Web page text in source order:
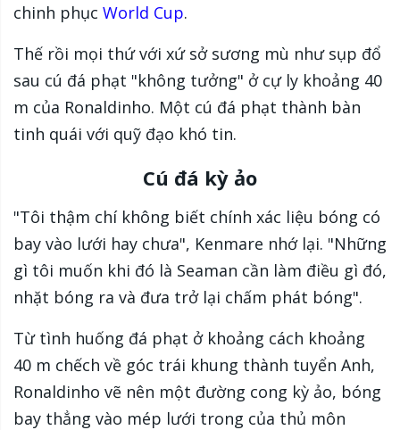
chinh phục World Cup.
Thế rồi mọi thứ với xứ sở sương mù như sụp đổ
sau cú đá phạt "không tưởng" ở cự ly khoảng 40
m của Ronaldinho. Một cú đá phạt thành bàn
tinh quái với quỹ đạo khó tin.
Cú đá kỳ ảo
"Tôi thậm chí không biết chính xác liệu bóng có
bay vào lưới hay chưa", Kenmare nhớ lại. "Những
gì tôi muốn khi đó là Seaman cần làm điều gì đó,
nhặt bóng ra và đưa trở lại chấm phát bóng".
Từ tình huống đá phạt ở khoảng cách khoảng
40 m chếch về góc trái khung thành tuyển Anh,
Ronaldinho vẽ nên một đường cong kỳ ảo, bóng
bay thẳng vào mép lưới trong của thủ môn